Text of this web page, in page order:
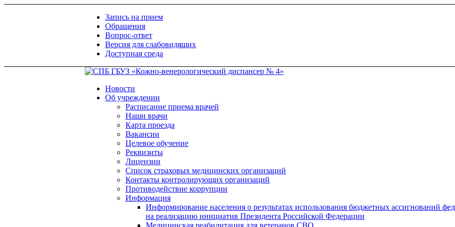
Запись на прием
Обращения
Вопрос-ответ
Версия для слабовидящих
Доступная среда
Новости
Об учреждении
Расписание приема врачей
Наши врачи
Карта проезда
Вакансии
Целевое обучение
Реквизиты
Лицензии
Список страховых медицинских организаций
Контакты контролирующих организаций
Противодействие коррупции
Информация
Информирование населения о результатах использования бюджетных ассигнований
на реализацию инициатив Президента Российской Федерации
Медицинская реабилитация для ветеранов СВО.